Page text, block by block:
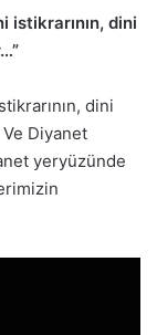
istikrarının, dini
dini
Diyanet
yeryüzünde